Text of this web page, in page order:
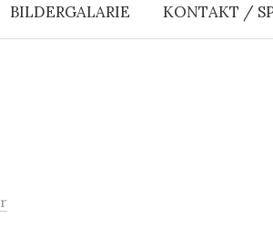
BILDERGALARIE KONTAKT /